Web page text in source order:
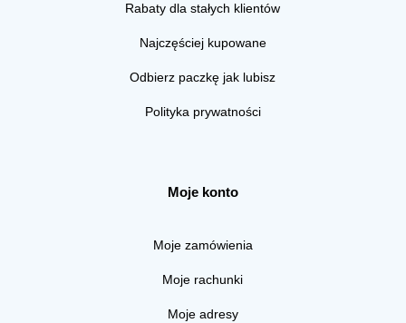
Rabaty dla stałych klientów
Najczęściej kupowane
Odbierz paczkę jak lubisz
Polityka prywatności
Moje konto
Moje zamówienia
Moje rachunki
Moje adresy